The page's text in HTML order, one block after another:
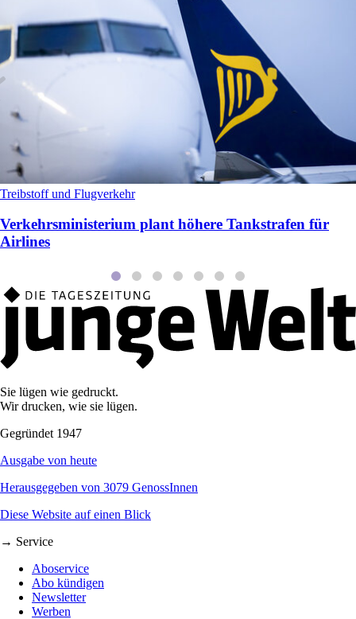
Treibstoff und Flugverkehr
Verkehrsministerium plant höhere Tankstrafen für
Airlines
Sie lügen wie gedruckt.
Wir drucken, wie sie lügen.
Gegründet 1947
Ausgabe von heute
Herausgegeben von 3079 GenossInnen
Diese Website auf einen Blick
→ Service
Aboservice
Abo kündigen
Newsletter
Werben